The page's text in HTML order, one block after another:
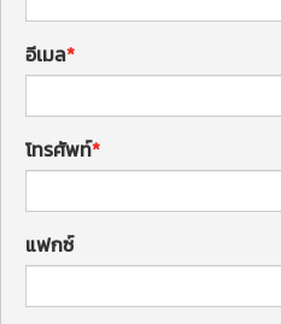
อีเมล
โทรศัพท์
แฟกซ์